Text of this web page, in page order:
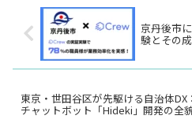
京丹後市
験とその
東京・世田谷区が先駆ける自治体DX
チャットボット「Hideki」開発の全